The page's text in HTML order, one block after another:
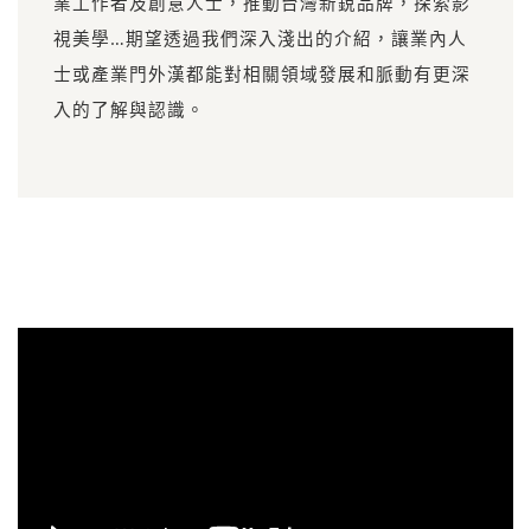
視美學…期望透過我們深入淺出的介紹，讓業內人
士或產業門外漢都能對相關領域發展和脈動有更深
入的了解與認識。